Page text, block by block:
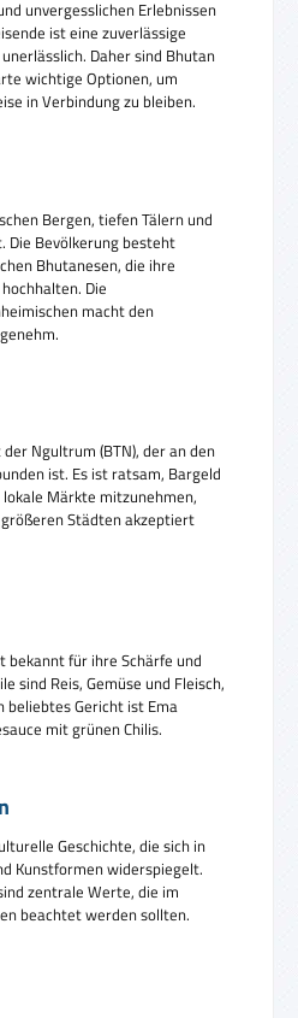
unvergesslichen Erlebnissen
ist eine zuverlässige
Daher sind Bhutan
wichtige Optionen, um
in Verbindung zu bleiben.
Bergen, tiefen Tälern und
Die Bevölkerung besteht
Bhutanesen, die ihre
Die
macht den
Ngultrum (BTN), der an den
ist. Es ist ratsam, Bargeld
Märkte mitzunehmen,
Städten akzeptiert
bekannt für ihre Schärfe und
sind Reis, Gemüse und Fleisch,
beliebtes Gericht ist Ema
mit grünen Chilis.
Geschichte, die sich in
Kunstformen widerspiegelt.
zentrale Werte, die im
beachtet werden sollten.